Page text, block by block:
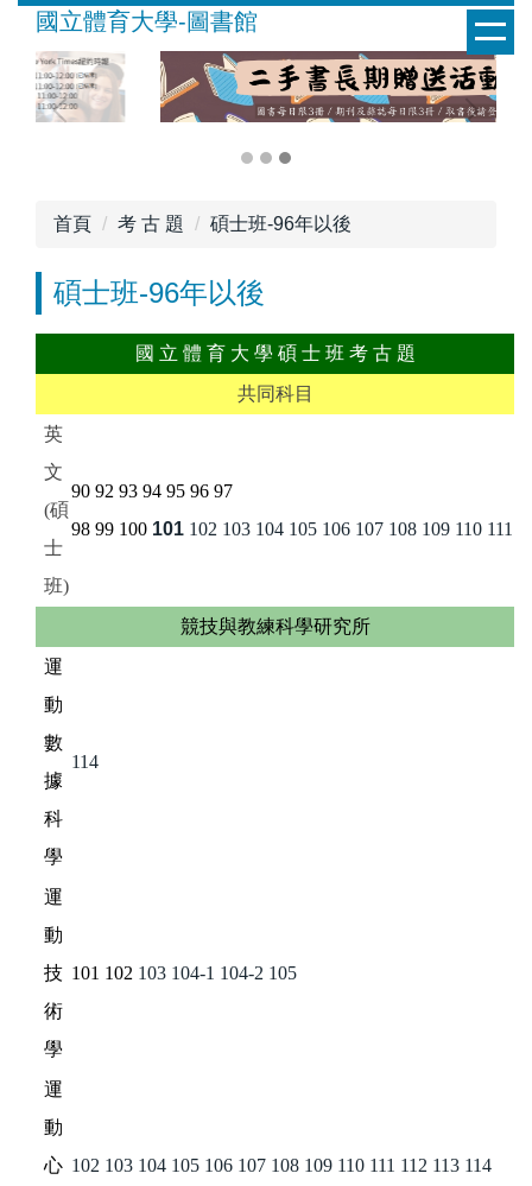
國立體育大學-圖書館
首頁 考 古 題 碩士班-96年以後
碩士班-96年以後
國 立 體 育 大 學 碩 士 班 考 古 題
共同科目
英
文
(碩
士
班)
90 92 93 94 95 96 97
98 99 100 101 102 103 104 105 106 107 108 109 110 111
競技與教練科學研究所
運
動
數
據
科
學
114
運
動
技
術
學
101 102 103 104-1 104-2 105
運
動
心 102 103 104 105 106 107 108 109 110 111 112 113 114